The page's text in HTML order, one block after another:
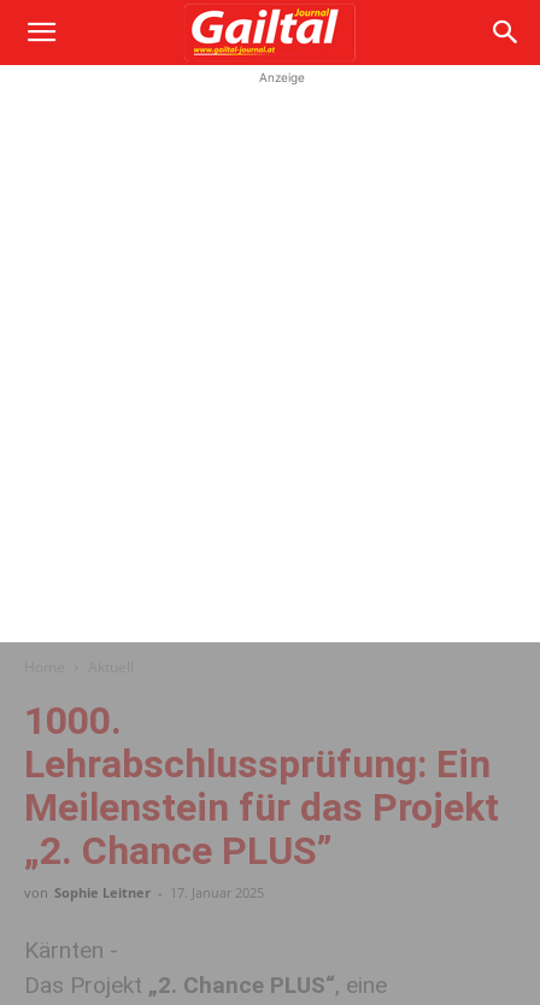
Anzeige
1000.
Lehrabschlussprüfung: Ein
Meilenstein für das Projekt
„2. Chance PLUS”
von Sophie Leitner - 17. Januar 2025
Kärnten -
Das Projekt „2. Chance PLUS“, eine